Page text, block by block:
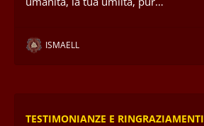
ISMAELL
TESTIMONIANZE E RINGRAZIAMENTI